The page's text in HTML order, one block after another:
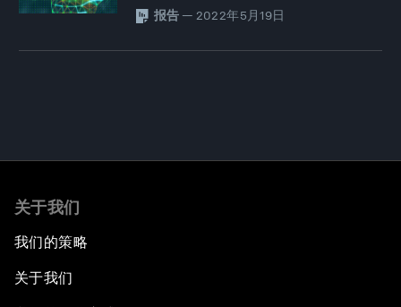
报告 — 2022年5月19日
关于我们
我们的策略
关于我们